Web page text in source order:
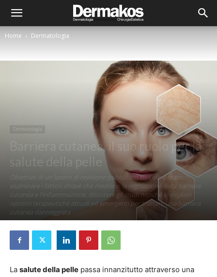
Home Dermatologia
Dermatologia
Barriera cutanea, il suo ruolo per la
salute della pelle
Obiettivo di un lavoro di revisione pubblicato su Cells è stato
esaminare i fattori chiave che mediano la regolazione della barriera
cutanea e l'infiammazione, discutere gli studi nonché le migliori
opzioni terapeutiche attuali ed emergenti per trattare una barriera
cutanea danneggiata
La salute della pelle passa innanzitutto attraverso una